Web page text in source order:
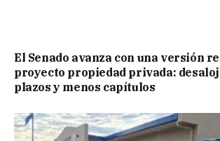
El Senado avanza con una versión
proyecto propiedad privada:
plazos y menos capítulos